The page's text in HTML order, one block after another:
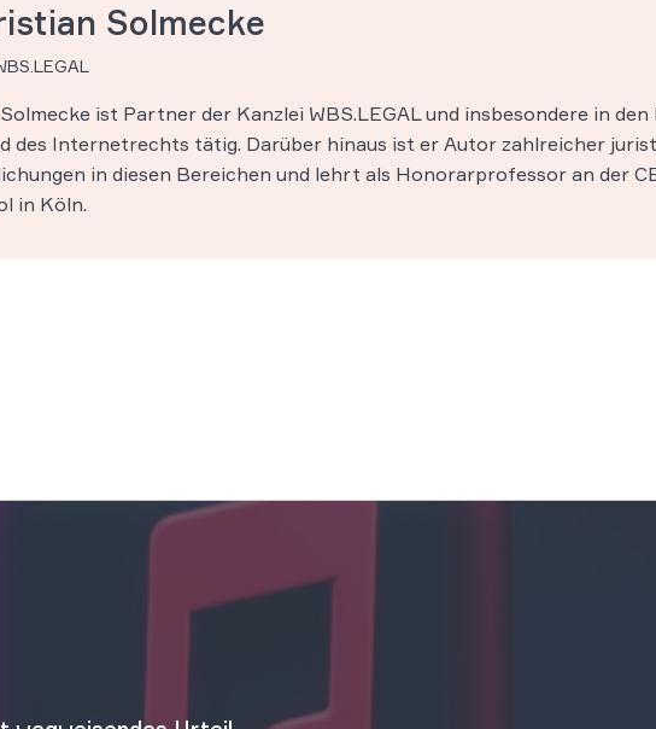
Solmecke
ist Partner der Kanzlei WBS.LEGAL und insbesondere in den
des Internetrechts tätig. Darüber hinaus ist er Autor zahlreicher
in diesen Bereichen und lehrt als Honorarprofessor an der
in Köln.